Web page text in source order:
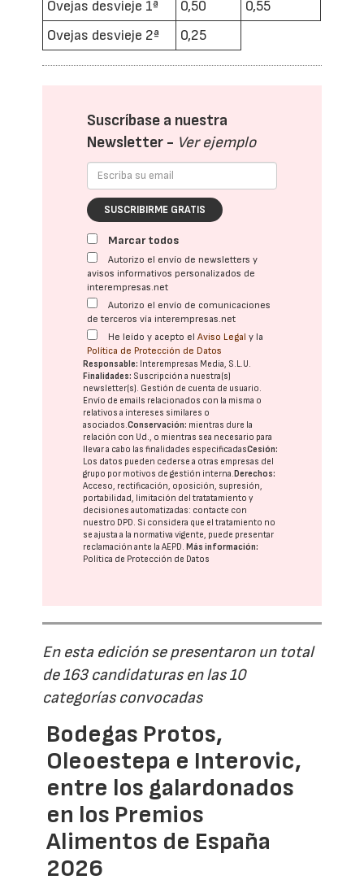
Ovejas desvieje 1ª 0,50
0,55
Ovejas desvieje 2ª
0,25
Suscríbase a nuestra
Newsletter - Ver ejemplo
SUSCRIBIRME GRATIS
Marcar todos
Autorizo el envío de newsletters y
avisos informativos personalizados de
interempresas.net
Autorizo el envío de comunicaciones
de terceros vía interempresas.net
He leído y acepto elAviso Legal y la
Política de Protección de Datos
Responsable: Interempresas Media, S.L.U.
Finalidades: Suscripción a nuestra(s)
newsletter(s). Gestión de cuenta de usuario.
Envío de emails relacionados con la misma o
relativos a intereses similares o
asociados.Conservación: mientras dure la
relación con Ud., o mientras sea necesario para
llevar a cabo las finalidades especificadasCesión:
Los datos pueden cederse a otras empresas del
grupo por motivos de gestión interna.Derechos:
Acceso, rectificación, oposición, supresión,
portabilidad, limitación del tratatamiento y
decisiones automatizadas: contacte con
nuestro DPD. Si considera que el tratamiento no
se ajusta a la normativa vigente, puede presentar
reclamación ante laAEPD.Más información:
Política de Protección de Datos
En esta edición se presentaron un total
de 163 candidaturas en las 10
categorías convocadas
Bodegas Protos,
Oleoestepa e Interovic,
entre los galardonados
en los Premios
Alimentos de España
2026